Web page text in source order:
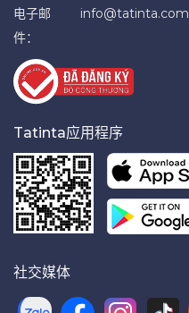
电子邮
件：
info@tatinta.com
Tatinta应用程序
社交媒体